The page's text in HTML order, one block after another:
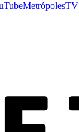
MetrópolesTV